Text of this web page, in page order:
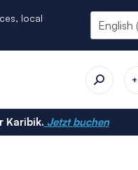
local
Karibik. Jetzt buchen